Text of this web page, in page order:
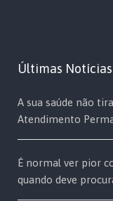
Últimas Notícias
A sua saúde não
Atendimento
É normal ver pior
quando deve